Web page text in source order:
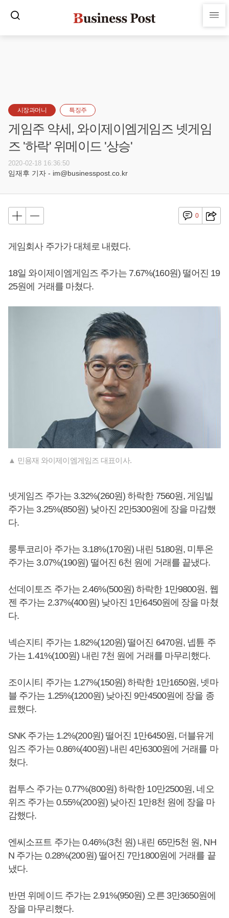
시장과머니 특징주
게임주 약세, 와이제이엠게임즈 넷게임
즈 '하락' 위메이드 '상승'
2020-02-18 16:36:50
임재후 기자 - im@businesspost.co.kr
0
게임회사 주가가 대체로 내렸다.
18일 와이제이엠게임즈 주가는 7.67%(160원) 떨어진 19
25원에 거래를 마쳤다.
▲ 민용재 와이제이엠게임즈 대표이사.
넷게임즈 주가는 3.32%(260원) 하락한 7560원, 게임빌
주가는 3.25%(850원) 낮아진 2만5300원에 장을 마감했
다.
룽투코리아 주가는 3.18%(170원) 내린 5180원, 미투온
주가는 3.07%(190원) 떨어진 6천 원에 거래를 끝냈다.
선데이토즈 주가는 2.46%(500원) 하락한 1만9800원, 웹
젠 주가는 2.37%(400원) 낮아진 1만6450원에 장을 마쳤
다.
넥슨지티 주가는 1.82%(120원) 떨어진 6470원, 넵튠 주
가는 1.41%(100원) 내린 7천 원에 거래를 마무리했다.
조이시티 주가는 1.27%(150원) 하락한 1만1650원, 넷마
블 주가는 1.25%(1200원) 낮아진 9만4500원에 장을 종
료했다.
SNK 주가는 1.2%(200원) 떨어진 1만6450원, 더블유게
임즈 주가는 0.86%(400원) 내린 4만6300원에 거래를 마
쳤다.
컴투스 주가는 0.77%(800원) 하락한 10만2500원, 네오
위즈 주가는 0.55%(200원) 낮아진 1만8천 원에 장을 마
감했다.
엔씨소프트 주가는 0.46%(3천 원) 내린 65만5천 원, NH
N 주가는 0.28%(200원) 떨어진 7만1800원에 거래를 끝
냈다.
반면 위메이드 주가는 2.91%(950원) 오른 3만3650원에
장을 마무리했다.